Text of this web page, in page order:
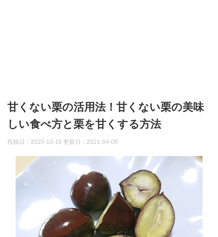
甘くない栗の活用法！甘くない栗の美味
しい食べ方と栗を甘くする方法
投稿日：2020-10-16 更新日： 2021-04-08